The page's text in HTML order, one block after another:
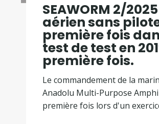
SEAWORM 2/
aérien sans
première fois
test de test en
première fois.
Le commandement de la
Anadolu Multi-Purpose
première fois lors d'un